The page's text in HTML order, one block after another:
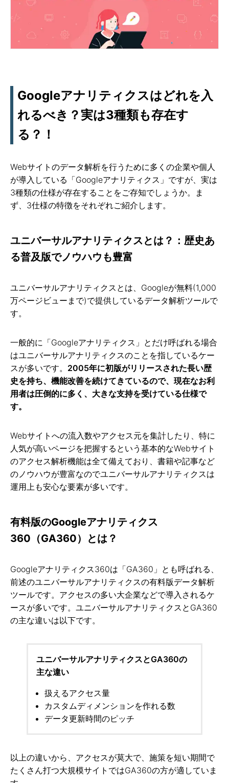
Googleアナリティクスはどれを入
れるべき？実は3種類も存在す
る？！
Webサイトのデータ解析を行うために多くの企業や個人
が導入している「Googleアナリティクス」ですが、実は
3種類の仕様が存在することをご存知でしょうか。ま
ず、3仕様の特徴をそれぞれご紹介します。
ユニバーサルアナリティクスとは？：歴史あ
る普及版でノウハウも豊富
ユニバーサルアナリティクスとは、Googleが無料(1,000
万ページビューまで)で提供しているデータ解析ツールで
す。
一般的に「Googleアナリティクス」とだけ呼ばれる場合
はユニバーサルアナリティクスのことを指しているケー
スが多いです。 2005年に初版がリリースされた長い歴
史を持ち、機能改善を続けてきているので、現在なお利
用者は圧倒的に多く、大きな支持を受けている仕様で
す。
Webサイトへの流入数やアクセス元を集計したり、特に
人気が高いページを把握するという基本的なWebサイト
のアクセス解析機能は全て備えており、書籍や記事など
のノウハウが豊富なのでユニバーサルアナリティクスは
運用上も安心な要素が多いです。
有料版のGoogleアナリティクス
360（GA360）とは？
Googleアナリティクス360は「GA360」とも呼ばれる、
前述のユニバーサルアナリティクスの有料版データ解析
ツールです。アクセスの多い大企業などで導入されるケ
ースが多いです。ユニバーサルアナリティクスとGA360
の主な違いは以下です。
ユニバーサルアナリティクスとGA360の
主な違い
扱えるアクセス量
カスタムディメンションを作れる数
データ更新時間のピッチ
以上の違いから、アクセスが莫大で、施策を短い期間で
たくさん打つ大規模サイトではGA360の方が適していま